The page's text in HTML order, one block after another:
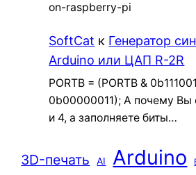
on-raspberry-pi
SoftCat к Генератор
Arduino или ЦАП R-2R
PORTB = (PORTB &
0b00000011); А почему Вы
и 4, а заполняете биты…
3D-печать AI Arduino